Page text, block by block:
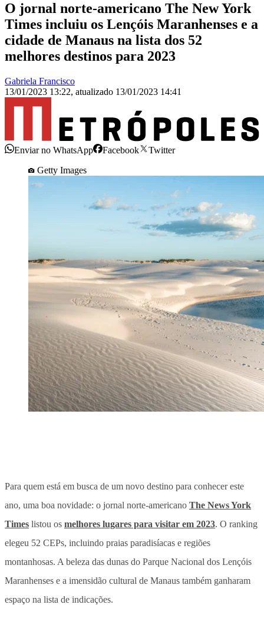
O jornal norte-americano The New York
Times incluiu os Lençóis Maranhenses e a
cidade de Manaus na lista dos 52
melhores destinos para 2023
Gabriela Francisco
13/01/2023 13:22, atualizado 13/01/2023 14:41
Enviar no WhatsApp Facebook
Twitter
Getty Images
Para quem está em busca de um novo destino para conhecer este
ano, uma boa novidade: o jornal norte-americano The News York
Times listou os melhores lugares para visitar em 2023. O ranking
elegeu 52 CEPs, incluindo praias paradisíacas e regiões
montanhosas. A beleza das dunas do Parque Nacional dos Lençóis
Maranhenses e a imensidão cultural de Manaus também ganharam
espaço na lista de indicações.